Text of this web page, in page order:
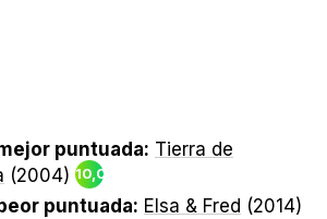
puntuada: Tierra de
(2004) 10,0
puntuada: Elsa & Fred (2014)